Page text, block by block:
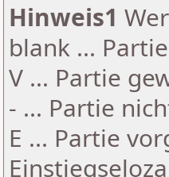
Hinweis1
blank ...
V ... Partie
- ... Partie
E ... Partie